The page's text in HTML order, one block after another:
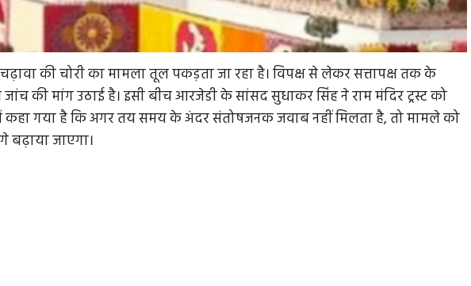
चढ़ावा की चोरी का मामला तूल पकड़ता जा रहा है। विपक्ष से लेकर सत्तापक्ष तक के
की मांग उठाई है। इसी बीच आरजेडी के सांसद सुधाकर सिंह ने राम मंदिर ट्रस्ट को
कहा गया है कि अगर तय समय के अंदर संतोषजनक जवाब नहीं मिलता है, तो मामले को
जाएगा।